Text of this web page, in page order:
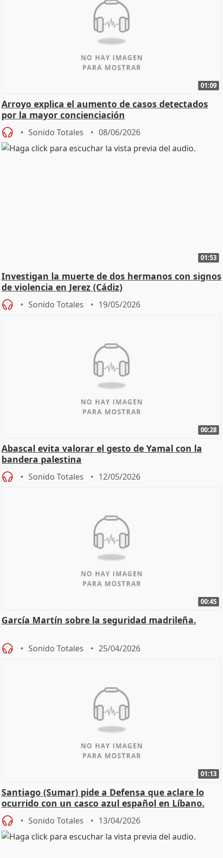
01:09
Arroyo explica el aumento de casos detectados
por la mayor concienciación
Sonido Totales 08/06/2026
01:53
Investigan la muerte de dos hermanos con signos
de violencia en Jerez (Cádiz)
Sonido Totales 19/05/2026
00:28
Abascal evita valorar el gesto de Yamal con la
bandera palestina
Sonido Totales 12/05/2026
00:45
García Martín sobre la seguridad madrileña.
Sonido Totales 25/04/2026
01:13
Santiago (Sumar) pide a Defensa que aclare lo
ocurrido con un casco azul español en Líbano.
Sonido Totales 13/04/2026